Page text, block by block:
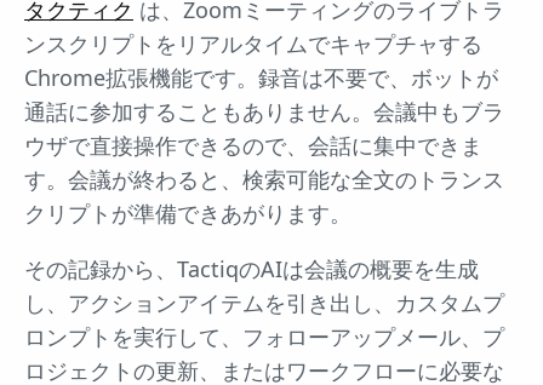
タクティク は、Zoomミーティングのライブトラ
ンスクリプトをリアルタイムでキャプチャする
Chrome拡張機能です。録音は不要で、ボットが
通話に参加することもありません。会議中もブラ
ウザで直接操作できるので、会話に集中できま
す。会議が終わると、検索可能な全文のトランス
クリプトが準備できあがります。
その記録から、TactiqのAIは会議の概要を生成
し、アクションアイテムを引き出し、カスタムプ
ロンプトを実行して、フォローアップメール、プ
ロジェクトの更新、またはワークフローに必要な